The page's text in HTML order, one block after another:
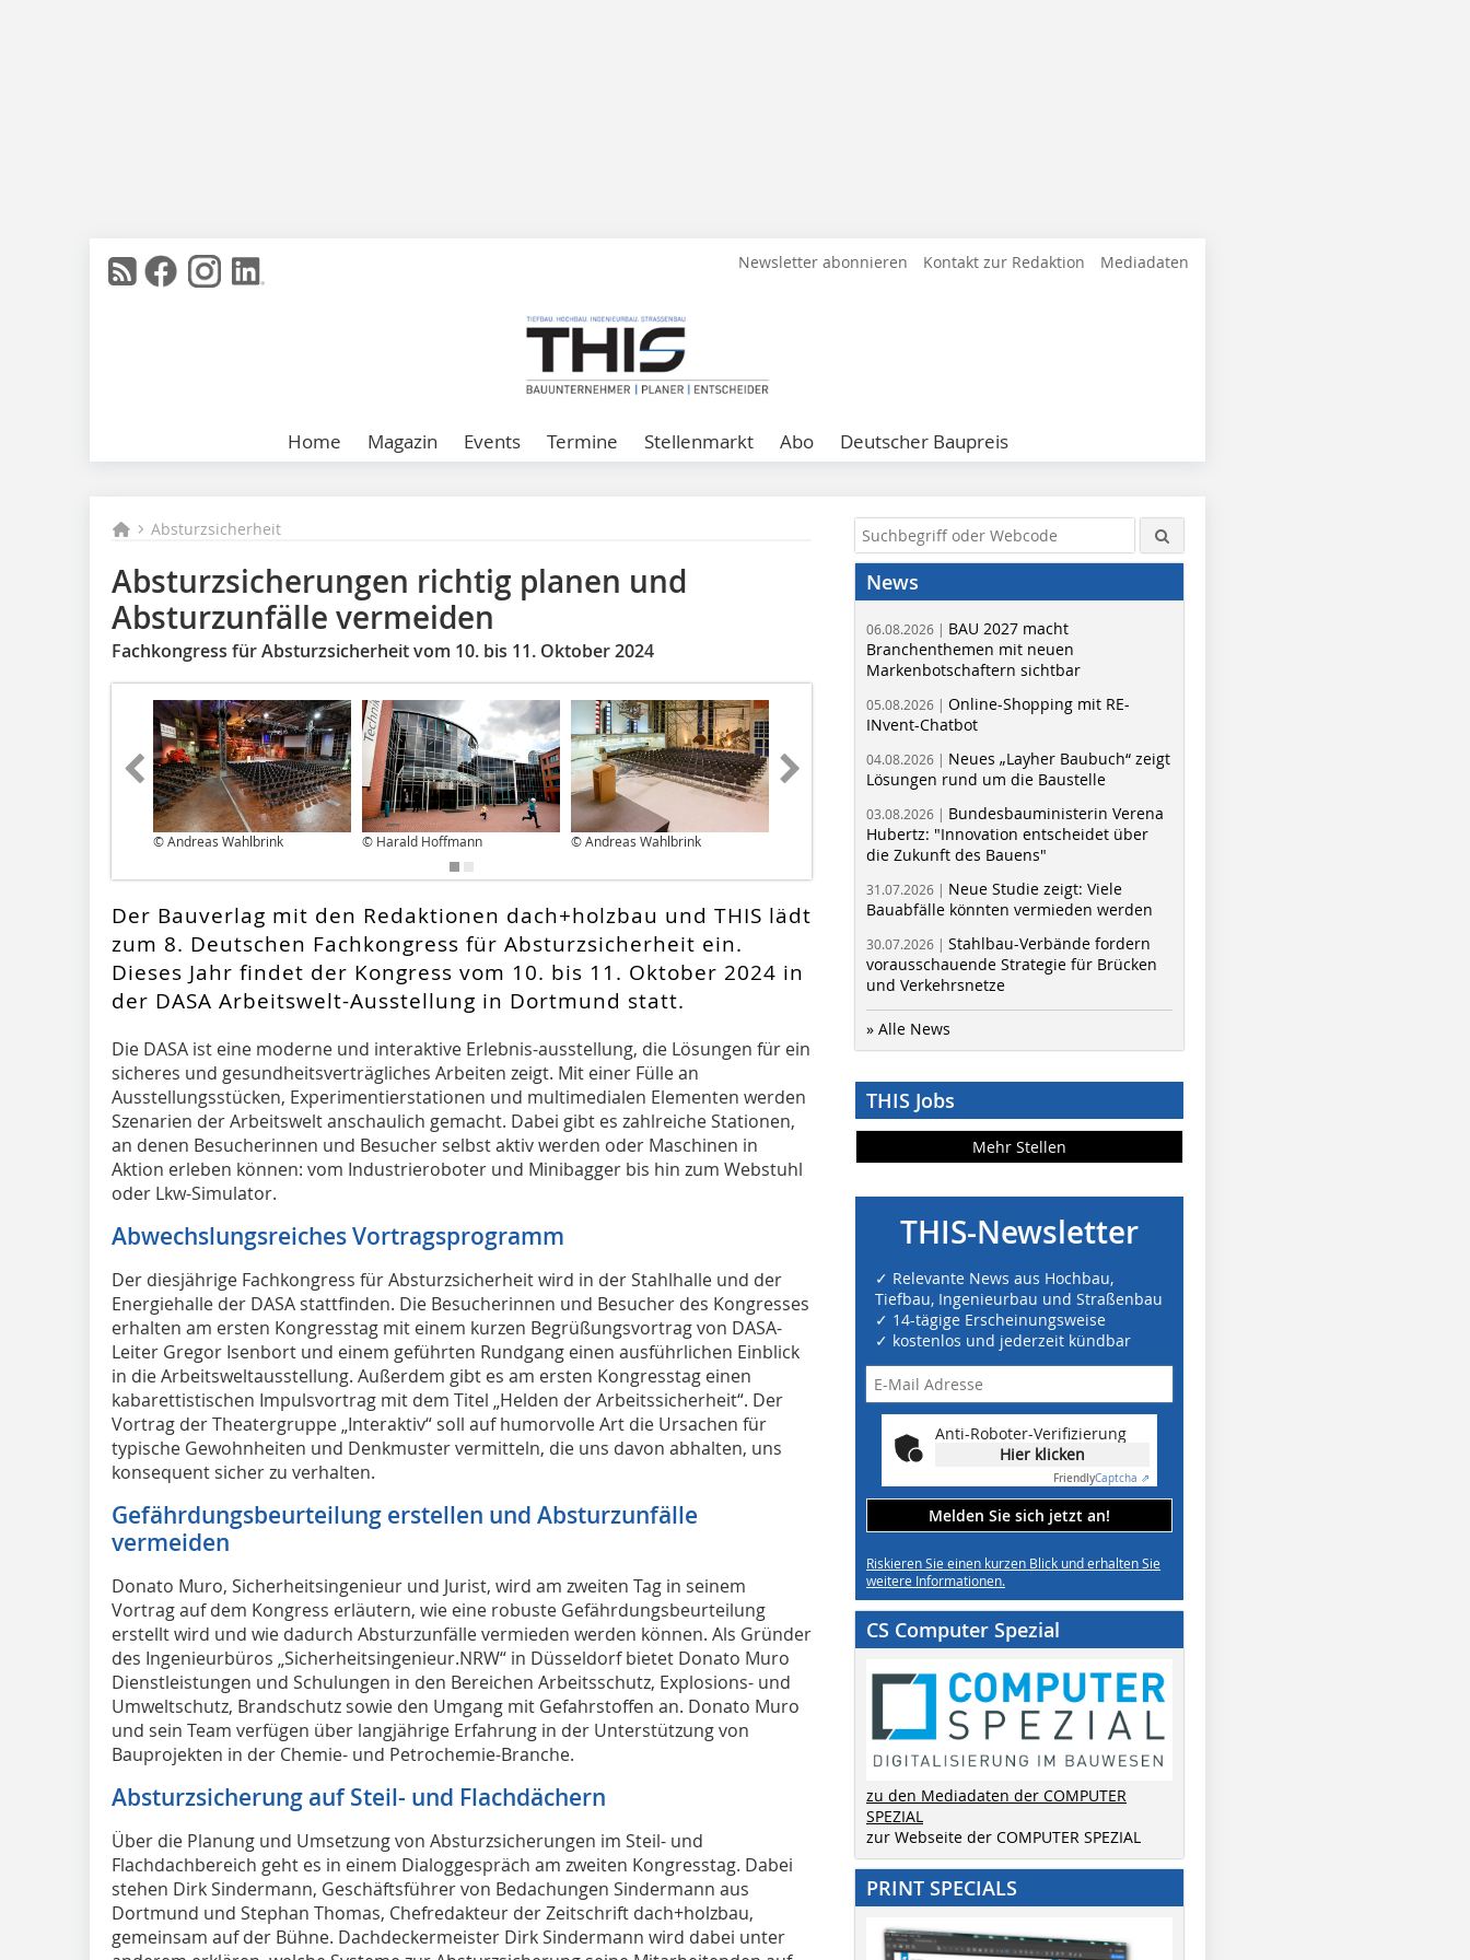
Newsletter abonnieren Kontakt zur Redaktion Mediadaten
Home Magazin Events Termine Stellenmarkt Abo Deutscher Baupreis
Absturzsicherheit
Absturzsicherungen richtig planen und
Absturzunfälle vermeiden
Fachkongress für Absturzsicherheit vom 10. bis 11. Oktober 2024
© Andreas Wahlbrink © Harald Hoffmann © Andreas Wahlbrink © Mario Ahlers-Ulmmann
Der Bauverlag mit den Redaktionen dach+holzbau und THIS lädt
zum 8. Deutschen Fachkongress für Absturzsicherheit ein.
Dieses Jahr findet der Kongress vom 10. bis 11. Oktober 2024 in
der DASA Arbeitswelt-Ausstellung in Dortmund statt.
Die DASA ist eine moderne und interaktive Erlebnis-ausstellung, die Lösungen für ein
sicheres und gesundheitsverträgliches Arbeiten zeigt. Mit einer Fülle an
Ausstellungsstücken, Experimentierstationen und multimedialen Elementen werden
Szenarien der Arbeitswelt anschaulich gemacht. Dabei gibt es zahlreiche Stationen,
an denen Besucherinnen und Besucher selbst aktiv werden oder Maschinen in
Aktion erleben können: vom Industrieroboter und Minibagger bis hin zum Webstuhl
oder Lkw-Simulator.
Abwechslungsreiches Vortragsprogramm
Der diesjährige Fachkongress für Absturzsicherheit wird in der Stahlhalle und der
Energiehalle der DASA stattfinden. Die Besucherinnen und Besucher des Kongresses
erhalten am ersten Kongresstag mit einem kurzen Begrüßungsvortrag von DASA-
Leiter Gregor Isenbort und einem geführten Rundgang einen ausführlichen Einblick
in die Arbeitsweltausstellung. Außerdem gibt es am ersten Kongresstag einen
kabarettistischen Impulsvortrag mit dem Titel „Helden der Arbeitssicherheit“. Der
Vortrag der Theatergruppe „Interaktiv“ soll auf humorvolle Art die Ursachen für
typische Gewohnheiten und Denkmuster vermitteln, die uns davon abhalten, uns
konsequent sicher zu verhalten.
Gefährdungsbeurteilung erstellen und Absturzunfälle
vermeiden
Donato Muro, Sicherheitsingenieur und Jurist, wird am zweiten Tag in seinem
Vortrag auf dem Kongress erläutern, wie eine robuste Gefährdungsbeurteilung
erstellt wird und wie dadurch Absturzunfälle vermieden werden können. Als Gründer
des Ingenieurbüros „Sicherheitsingenieur.NRW“ in Düsseldorf bietet Donato Muro
Dienstleistungen und Schulungen in den Bereichen Arbeitsschutz, Explosions- und
Umweltschutz, Brandschutz sowie den Umgang mit Gefahrstoffen an. Donato Muro
und sein Team verfügen über langjährige Erfahrung in der Unterstützung von
Bauprojekten in der Chemie- und Petrochemie-Branche.
Absturzsicherung auf Steil- und Flachdächern
Über die Planung und Umsetzung von Absturzsicherungen im Steil- und
Flachdachbereich geht es in einem Dialoggespräch am zweiten Kongresstag. Dabei
stehen Dirk Sindermann, Geschäftsführer von Bedachungen Sindermann aus
Dortmund und Stephan Thomas, Chefredakteur der Zeitschrift dach+holzbau,
gemeinsam auf der Bühne. Dachdeckermeister Dirk Sindermann wird dabei unter
News
06.08.2026 | BAU 2027 macht
Branchenthemen mit neuen
Markenbotschaftern sichtbar
05.08.2026 | Online-Shopping mit RE-
INvent-Chatbot
04.08.2026 | Neues „Layher Baubuch“ zeigt
Lösungen rund um die Baustelle
03.08.2026 | Bundesbauministerin Verena
Hubertz: "Innovation entscheidet über
die Zukunft des Bauens"
31.07.2026 | Neue Studie zeigt: Viele
Bauabfälle könnten vermieden werden
30.07.2026 | Stahlbau-Verbände fordern
vorausschauende Strategie für Brücken
und Verkehrsnetze
» Alle News
THIS Jobs
Mehr Stellen
THIS-Newsletter
✓ Relevante News aus Hochbau,
Tiefbau, Ingenieurbau und Straßenbau
✓ 14-tägige Erscheinungsweise
✓ kostenlos und jederzeit kündbar
Anti-Roboter-Verifizierung
Hier klicken
FriendlyCaptcha ⇗
Melden Sie sich jetzt an!
Riskieren Sie einen kurzen Blick und erhalten Sie
weitere Informationen.
CS Computer Spezial
zu den Mediadaten der COMPUTER
SPEZIAL
zur Webseite der COMPUTER SPEZIAL
PRINT SPECIALS